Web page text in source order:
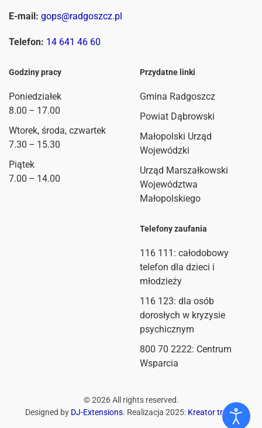
E-mail: gops@radgoszcz.pl
Telefon: 14 641 46 60
Godziny pracy
Poniedziałek
8.00 – 17.00
Wtorek, środa, czwartek
7.30 – 15.30
Piątek
7.00 – 14.00
Przydatne linki
Gmina Radgoszcz
Powiat Dąbrowski
Małopolski Urząd
Wojewódzki
Urząd Marszałkowski
Województwa
Małopolskiego
Telefony zaufania
116 111 : całodobowy
telefon dla dzieci i
młodzieży
116 123: dla osób
dorosłych w kryzysie
psychicznym
800 70 2222: Centrum
Wsparcia
©2026All rights reserved.
Designed by DJ-Extensions. Realizacja 2025: Kreator treści